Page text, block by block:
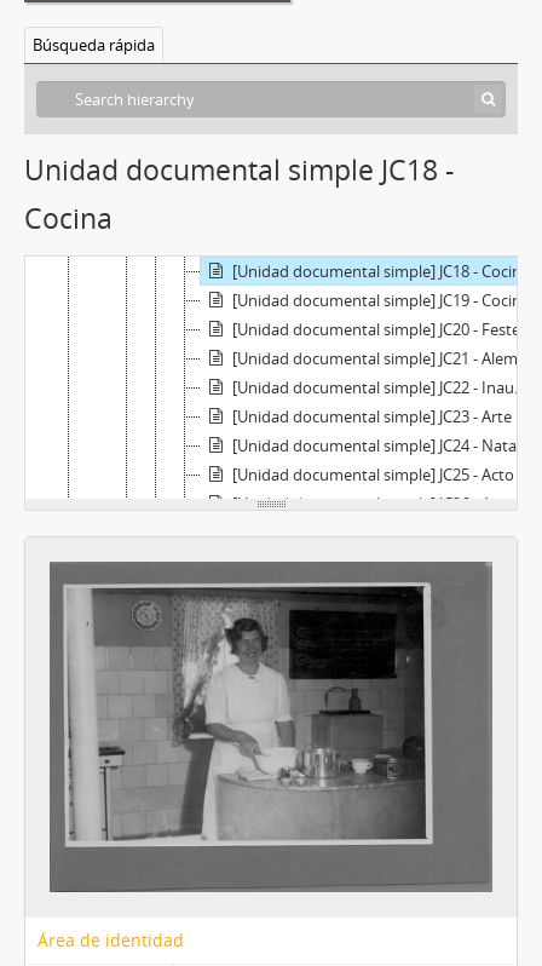
Búsqueda rápida
Unidad documental simple JC18 -
Cocina
[Unidad documental simple] JC9 - Alumnas
[Unidad documental simple] JC11 - Nuevo atuendo
[Unidad documental simple] JC12 - Exhibición de gimnasia
[Unidad documental simple] JC14 - Tribuna
[Unidad documental simple] JC15 - Directora y vice
[Unidad documental simple] JC18 - Cocina
[Unidad documental simple] JC19 - Cocina II
[Unidad documental simple] JC20 - Festejos
[Unidad documental simple] JC21 - Alemán
[Unidad documental simple] JC22 - Inauguración
[Unidad documental simple] JC23 - Arte
[Unidad documental simple] JC24 - Natación
[Unidad documental simple] JC25 - Acto
[Unidad documental simple] JC26 - Anatomía
[Unidad documental simple] JC27 - Plantel docente
[Unidad documental simple] jc28 - Biología
[Unidad documental simple] JC29 - Curso de cocina (1938)
[Unidad documental simple] JC30 - Curso de alemán (1935)
[Unidad documental simple] JC31 - Donación obras de arte (1936)
[Unidad documental simple] JC32 - Prensa (1937)
[Unidad documental simple] JC33 - Listado docente
[Unidad documental simple] JC34 - Canción Liceo
[Unidad documental simple] JC35 - Normativa 1907-1937
[Unidad documental compuesta] FC - Feminismos contemporáneos- LVM
[Colección] C-AO - Archivo oral
[Colección] RB - Colección Renée Bracco (1921-1923)
[Sección] S2SADM - Secretaría Administrativa
Área de identidad